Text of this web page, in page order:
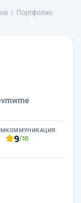
Портфолио
КОММУНИКАЦИЯ
9/10